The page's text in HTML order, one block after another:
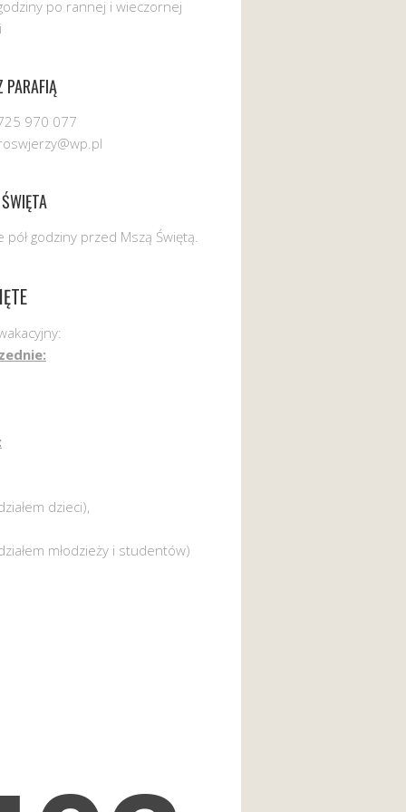
po rannej i wieczornej
PARAFIĄ
970 077
pół godziny przed Mszą Świętą.
dzieci),
młodzieży i studentów)